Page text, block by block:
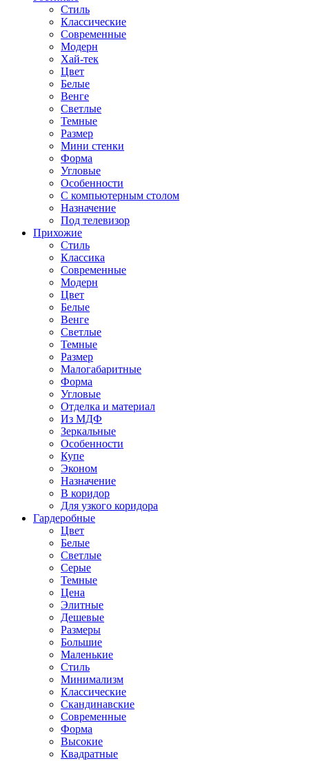
Стиль
Классические
Современные
Модерн
Хай-тек
Цвет
Белые
Венге
Светлые
Темные
Размер
Мини стенки
Форма
Угловые
Особенности
С компьютерным столом
Назначение
Под телевизор
Прихожие
Стиль
Классика
Современные
Модерн
Цвет
Белые
Венге
Светлые
Темные
Размер
Малогабаритные
Форма
Угловые
Отделка и материал
Из МДФ
Зеркальные
Особенности
Купе
Эконом
Назначение
В коридор
Для узкого коридора
Гардеробные
Цвет
Белые
Светлые
Серые
Темные
Цена
Элитные
Дешевые
Размеры
Большие
Маленькие
Стиль
Минимализм
Классические
Скандинавские
Современные
Форма
Высокие
Квадратные